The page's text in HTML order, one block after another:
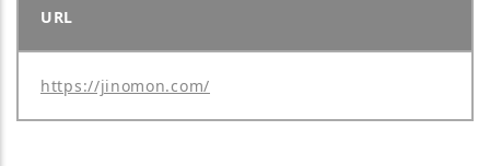
URL
https://jinomon.com/